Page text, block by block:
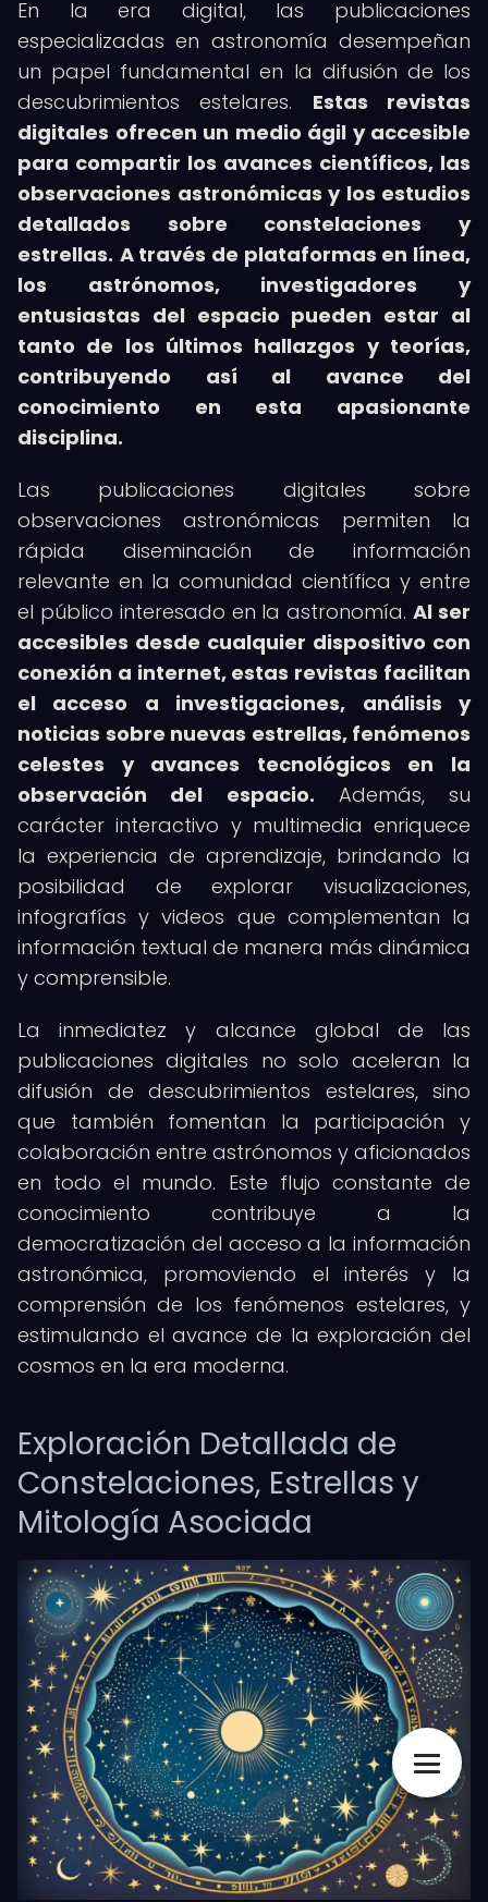
En la era digital, las publicaciones
especializadas en astronomía desempeñan
un papel fundamental en la difusión de los
descubrimientos estelares. Estas revistas
digitales ofrecen un medio ágil y accesible
para compartir los avances científicos, las
observaciones astronómicas y los estudios
detallados sobre constelaciones y
estrellas. A través de plataformas en línea,
los astrónomos, investigadores y
entusiastas del espacio pueden estar al
tanto de los últimos hallazgos y teorías,
contribuyendo así al avance del
conocimiento en esta apasionante
disciplina.
Las publicaciones digitales sobre
observaciones astronómicas permiten la
rápida diseminación de información
relevante en la comunidad científica y entre
el público interesado en la astronomía.Al ser
accesibles desde cualquier dispositivo con
conexión a internet, estas revistas facilitan
el acceso a investigaciones, análisis y
noticias sobre nuevas estrellas, fenómenos
celestes y avances tecnológicos en la
observación del espacio. Además, su
carácter interactivo y multimedia enriquece
la experiencia de aprendizaje, brindando la
posibilidad de explorar visualizaciones,
infografías y videos que complementan la
información textual de manera más dinámica
y comprensible.
La inmediatez y alcance global de las
publicaciones digitales no solo aceleran la
difusión de descubrimientos estelares, sino
que también fomentan la participación y
colaboración entre astrónomos y aficionados
en todo el mundo. Este flujo constante de
conocimiento contribuye a la
democratización del acceso a la información
astronómica, promoviendo el interés y la
comprensión de los fenómenos estelares, y
estimulando el avance de la exploración del
cosmos en la era moderna.
Exploración Detallada de
Constelaciones, Estrellas y
Mitología Asociada